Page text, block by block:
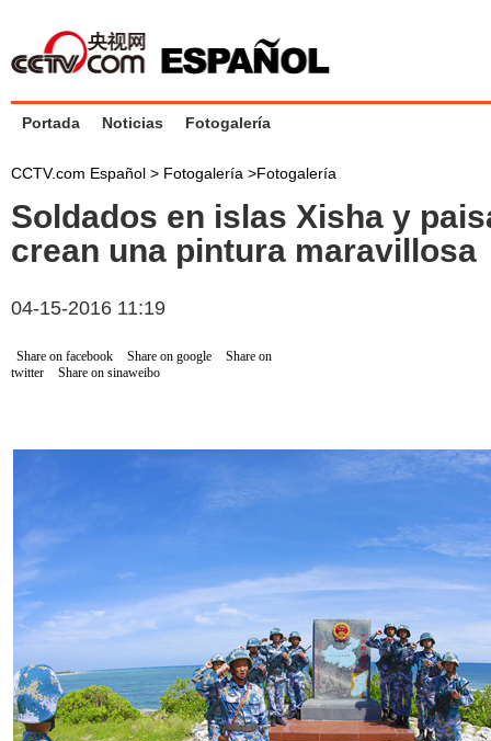
Portada Noticias Fotogalería
CCTV.com Español > Fotogalería >Fotogalería
Soldados en islas Xisha y
crean una pintura maravillosa
04-15-2016 11:19
Share on facebook Share on google
Share on
twitter
Share on sinaweibo